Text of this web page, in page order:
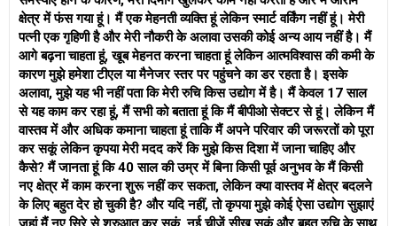
क्षेत्र में फंस गया हूं। मैं एक मेहनती व्यक्ति हूं लेकिन स्मार्ट वर्किंग नहीं हूं। मेरी
पत्नी एक गृहिणी है और मेरी नौकरी के अलावा उसकी कोई अन्य आय नहीं है। मैं
आगे बढ़ना चाहता हूं, खूब मेहनत करना चाहता हूं लेकिन आत्मविश्वास की कमी के
कारण मुझे हमेशा टीएल या मैनेजर स्तर पर पहुंचने का डर रहता है। इसके
अलावा, मुझे यह भी नहीं पता कि मेरी रुचि किस उद्योग में है। मैं केवल 17 साल
से यह काम कर रहा हूं, मैं सभी को बताता हूं कि मैं बीपीओ सेक्टर से हूं। लेकिन मैं
वास्तव में और अधिक कमाना चाहता हूं ताकि मैं अपने परिवार की जरूरतों को पूरा
कर सकूं लेकिन कृपया मेरी मदद करें कि मुझे किस दिशा में जाना चाहिए और
कैसे? मैं जानता हूं कि 40 साल की उम्र में बिना किसी पूर्व अनुभव के मैं किसी
नए क्षेत्र में काम करना शुरू नहीं कर सकता, लेकिन क्या वास्तव में क्षेत्र बदलने
के लिए बहुत देर हो चुकी है? और यदि नहीं, तो कृपया मुझे कोई ऐसा उद्योग सुझाएं